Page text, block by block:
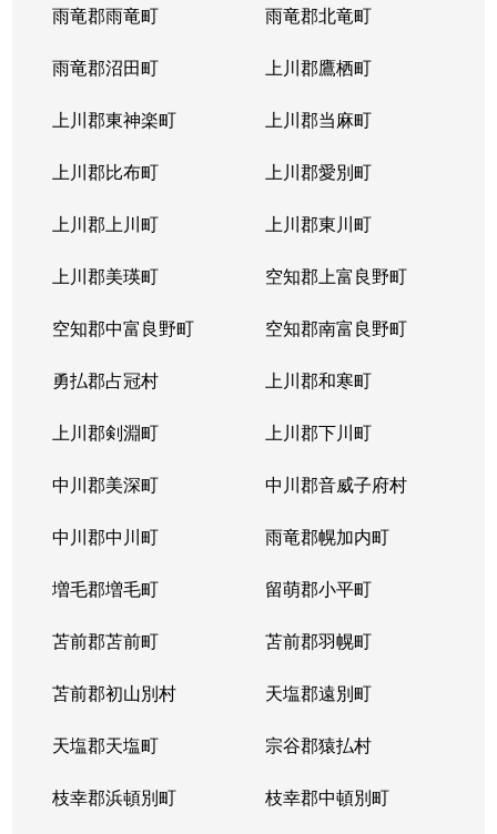
雨竜郡雨竜町 雨竜郡北竜町
雨竜郡沼田町 上川郡鷹栖町
上川郡東神楽町 上川郡当麻町
上川郡比布町 上川郡愛別町
上川郡上川町 上川郡東川町
上川郡美瑛町 空知郡上富良野町
空知郡中富良野町 空知郡南富良野町
勇払郡占冠村 上川郡和寒町
上川郡剣淵町 上川郡下川町
中川郡美深町 中川郡音威子府村
中川郡中川町 雨竜郡幌加内町
増毛郡増毛町 留萌郡小平町
苫前郡苫前町 苫前郡羽幌町
苫前郡初山別村 天塩郡遠別町
天塩郡天塩町 宗谷郡猿払村
枝幸郡浜頓別町 枝幸郡中頓別町